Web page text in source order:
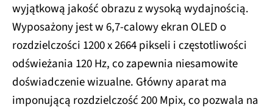
wyjątkową jakość obrazu z wysoką wydajnością.
Wyposażony jest w 6,7-calowy ekran OLED o
rozdzielczości 1200 x 2664 pikseli i częstotliwości
odświeżania 120 Hz, co zapewnia niesamowite
doświadczenie wizualne. Główny aparat ma
imponującą rozdzielczość 200 Mpix, co pozwala na